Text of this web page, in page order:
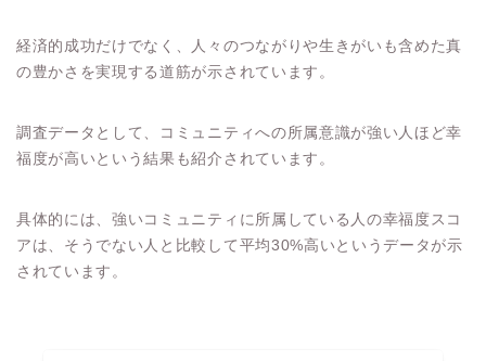
経済的成功だけでなく、人々のつながりや生きがいも含めた真
の豊かさを実現する道筋が示されています。
調査データとして、コミュニティへの所属意識が強い人ほど幸
福度が高いという結果も紹介されています。
具体的には、強いコミュニティに所属している人の幸福度スコ
アは、そうでない人と比較して平均30%高いというデータが示
されています。